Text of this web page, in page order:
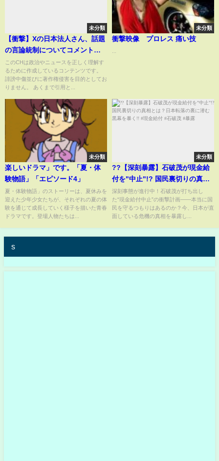
未分類
【衝撃】Xの日本法人さん、話題
の言論統制についてコメントす
るも、ユーザーから大批判を浴
びてしまうｗｗｗ
このCHは政治やニュースを正しく理解す
るために作成しているコンテンツです。
誹謗中傷並びに著作権侵害を目的としてお
りません。 あくまで引用と...
未分類
衝撃映像 プロレス 痛い技
未分類
楽しいドラマ」です。「夏・体
験物語」「エピソード4」
夏・体験物語」のストーリーは、夏休みを
迎えた少年少女たちが、それぞれの夏の体
験を通じて成長していく様子を描いた青春
ドラマです。登場人物たちは...
未分類
??【深刻暴露】石破茂が現金給
付を"中止"!? 国民裏切りの真相
とは？日本転落の裏に潜む黒幕
を暴く!! #現金給付 #石破茂 #暴
露
深刻事態が進行中！石破茂が打ち出し
た“現金給付中止”の衝撃計画――本当に国
民を守るつもりはあるのか？今、日本が直
面している危機の真相を暴露し...
s